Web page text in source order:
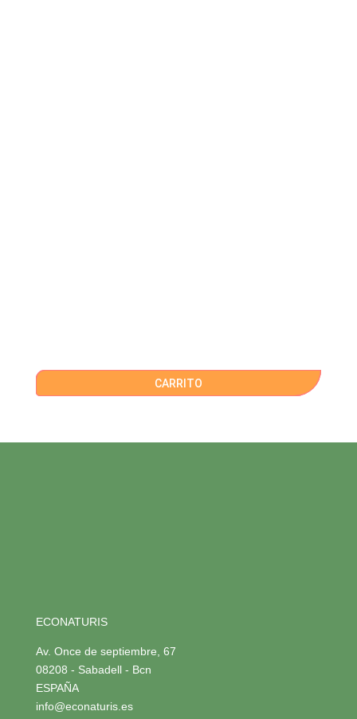
CARRITO
ECONATURIS
Av. Once de septiembre, 67
08208 - Sabadell - Bcn
ESPAÑA
info@econaturis.es